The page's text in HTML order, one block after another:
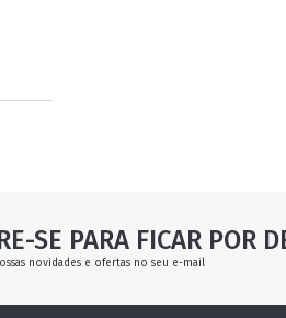
SE PARA FICAR POR
novidades e ofertas no seu e-mail